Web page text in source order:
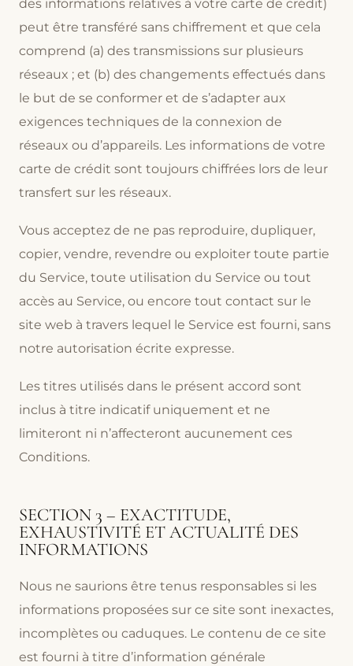
des informations relatives à votre carte de crédit)
peut être transféré sans chiffrement et que cela
comprend (a) des transmissions sur plusieurs
réseaux ; et (b) des changements effectués dans
le but de se conformer et de s’adapter aux
exigences techniques de la connexion de
réseaux ou d’appareils. Les informations de votre
carte de crédit sont toujours chiffrées lors de leur
transfert sur les réseaux.
Vous acceptez de ne pas reproduire, dupliquer,
copier, vendre, revendre ou exploiter toute partie
du Service, toute utilisation du Service ou tout
accès au Service, ou encore tout contact sur le
site web à travers lequel le Service est fourni, sans
notre autorisation écrite expresse.
Les titres utilisés dans le présent accord sont
inclus à titre indicatif uniquement et ne
limiteront ni n’affecteront aucunement ces
Conditions.
SECTION 3 – EXACTITUDE,
EXHAUSTIVITÉ ET ACTUALITÉ DES
INFORMATIONS
Nous ne saurions être tenus responsables si les
informations proposées sur ce site sont inexactes,
incomplètes ou caduques. Le contenu de ce site
est fourni à titre d’information générale